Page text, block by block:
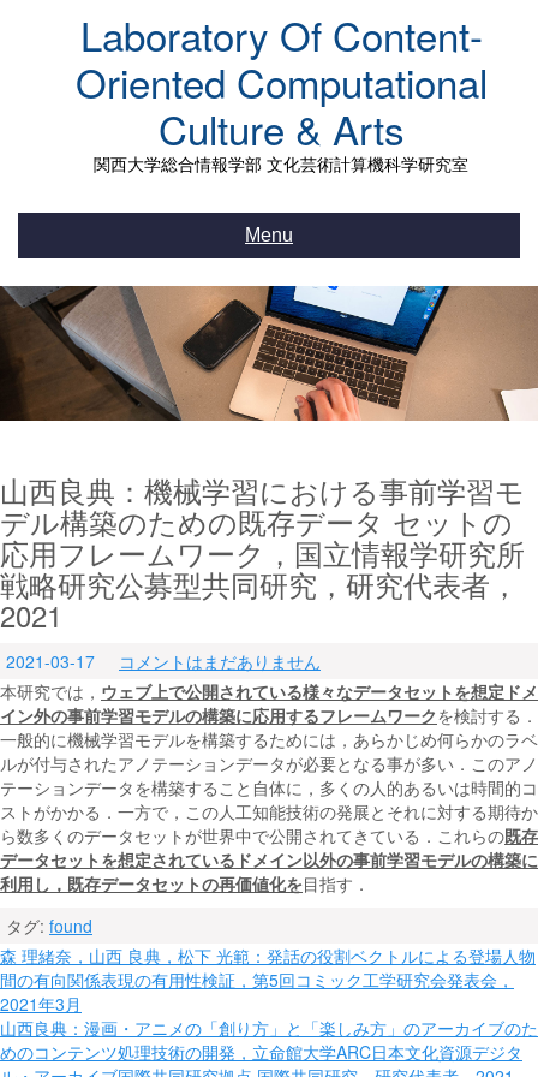
Laboratory Of Content-
Oriented Computational
Culture & Arts
関西大学総合情報学部 文化芸術計算機科学研究室
Menu
山西良典：機械学習における事前学習モ
デル構築のための既存データ セットの
応用フレームワーク，国立情報学研究所
戦略研究公募型共同研究，研究代表者，
2021
2021-03-17
コメントはまだありません
本研究では， ウェブ上で公開されている様々なデータセットを想定ドメ
イン外の事前学習モデルの構築に応用するフレームワークを検討する．
一般的に機械学習モデルを構築するためには，あらかじめ何らかのラベ
ルが付与されたアノテーションデータが必要となる事が多い．このアノ
テーションデータを構築すること自体に，多くの人的あるいは時間的コ
ストがかかる．一方で，この人工知能技術の発展とそれに対する期待か
ら数多くのデータセットが世界中で公開されてきている．これらの既存
データセットを想定されているドメイン以外の事前学習モデルの構築に
利用し，既存データセットの再価値化を目指す．
タグ: found
投
稿
ナ
森 理緒奈，山西 良典，松下 光範：発話の役割ベクトルによる登場人物
間の有向関係表現の有用性検証，第5回コミック工学研究会発表会，
2021年3月
山西良典：漫画・アニメの「創り方」と「楽しみ方」のアーカイブのた
めのコンテンツ処理技術の開発，立命館大学ARC日本文化資源デジタ